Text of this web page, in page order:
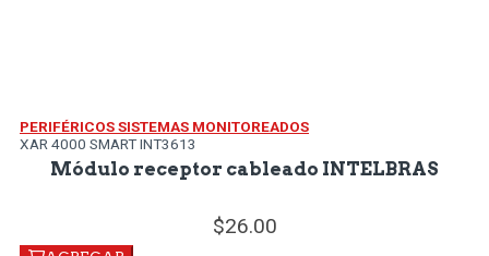
PERIFÉRICOS SISTEMAS MONITOREADOS
XAR 4000 SMART INT3613
Módulo receptor cableado INTELBRAS
26.00